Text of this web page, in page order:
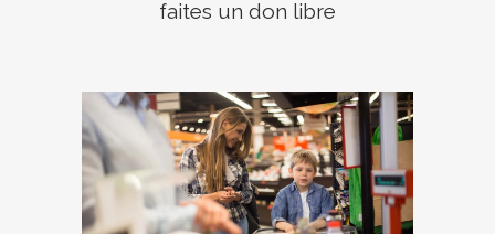
faites un don libre